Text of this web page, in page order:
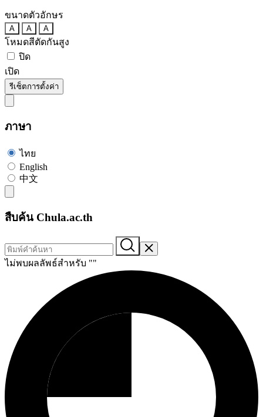
ขนาดตัวอักษร
A A A
โหมดสีตัดกันสูง
ปิด
เปิด
รีเซ็ตการตั้งค่า
ภาษา
ไทย
English
中文
สืบค้น Chula.ac.th
ไม่พบผลลัพธ์สำหรับ ""